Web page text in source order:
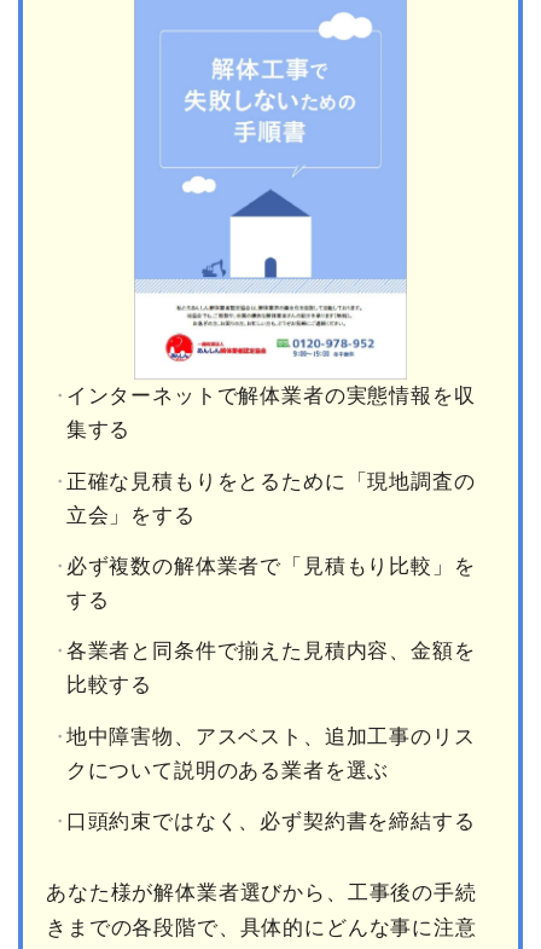
インターネットで解体業者の実態情報を収
集する
正確な見積もりをとるために「現地調査の
立会」をする
必ず複数の解体業者で「見積もり比較」を
する
各業者と同条件で揃えた見積内容、金額を
比較する
地中障害物、アスベスト、追加工事のリス
クについて説明のある業者を選ぶ
口頭約束ではなく、必ず契約書を締結する
あなた様が解体業者選びから、工事後の手続
きまでの各段階で、具体的にどんな事に注意